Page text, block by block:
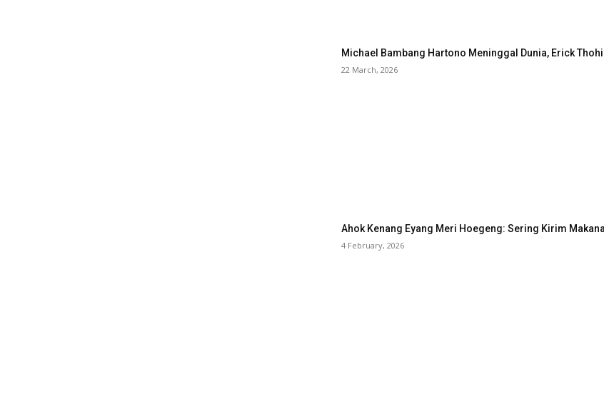
Michael Bambang Hartono Meninggal Dunia, Erick
22 March, 2026
Ahok Kenang Eyang Meri Hoegeng: Sering Kirim
4 February, 2026